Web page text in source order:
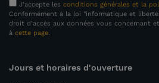
J'accepte les conditions générales et la
Conformément à la loi "informatique et
droit d'accès aux données vous concernant
à cette page.
Jours et horaires d'ouverture